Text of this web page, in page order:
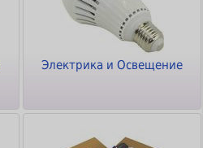
Электрика и Освещение